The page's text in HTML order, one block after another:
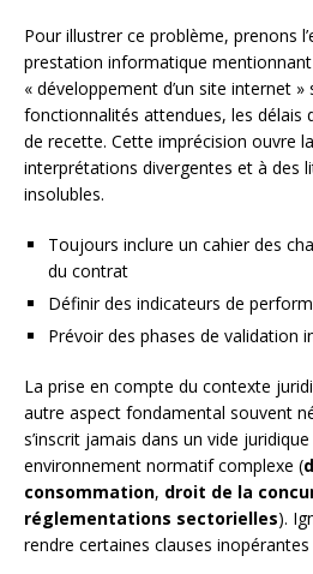
Pour illustrer ce problème, prenons
prestation informatique
« développement d’un site internet »
fonctionnalités attendues, les délais
de recette. Cette imprécision ouvre
interprétations divergentes et à des
insolubles.
Toujours inclure un cahier des
du contrat
Définir des indicateurs de
Prévoir des phases de validation
La prise en compte du contexte
autre aspect fondamental souvent
s’inscrit jamais dans un vide
environnement normatif complexe (
consommation, droit de la
réglementations sectorielles).
rendre certaines clauses